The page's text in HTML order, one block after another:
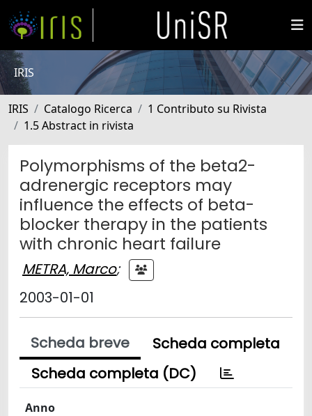
IRIS
IRIS Catalogo Ricerca
1 Contributo su Rivista
1.5 Abstract in rivista
Polymorphisms of the beta2-
adrenergic receptors may
influence the effects of beta-
blocker therapy in the patients
with chronic heart failure
METRA, Marco;
2003-01-01
Scheda breve
Scheda completa
Scheda completa (DC)
Anno